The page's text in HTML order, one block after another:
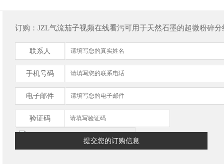
订购：JZL气流茄子视频在线看污可用于天然石墨的超微粉碎分
联系人
手机号码
电子邮件
验证码